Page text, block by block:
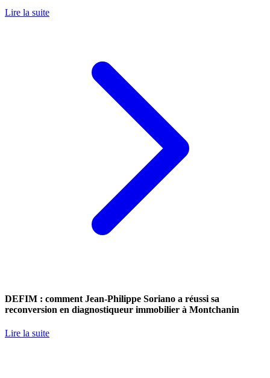
Lire la suite
DEFIM : comment Jean-Philippe Soriano a réussi sa
reconversion en diagnostiqueur immobilier à Montchanin
Lire la suite